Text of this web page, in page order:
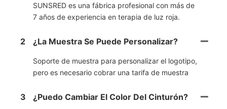
SUNSRED es una fábrica profesional con más de
7 años de experiencia en terapia de luz roja.
2 ¿La Muestra Se Puede Personalizar?
Soporte de muestra para personalizar el logotipo,
pero es necesario cobrar una tarifa de muestra
3 ¿Puedo Cambiar El Color Del Cinturón?